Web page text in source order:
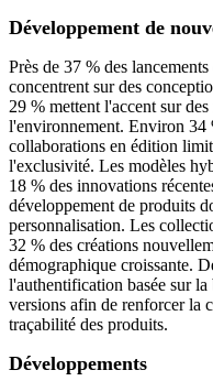
Développement de
Près de 37 % des
concentrent sur des
29 % mettent l'accent sur
l'environnement. Environ 34
collaborations en édition
l'exclusivité. Les modèles
18 % des innovations
développement de produits
personnalisation. Les
32 % des créations
démographique croissante.
l'authentification basée sur
versions afin de renforcer la
traçabilité des produits.
Développements